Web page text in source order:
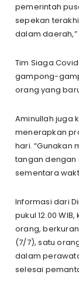
pemerintah
sepekan
dalam
Tim Siaga
gampong-
orang yang
Aminullah juga
menerapkan
hari. “Gunakan
tangan dengan
sementara
Informasi dari
pukul 12.00
orang,
(7/7), satu
dalam
selesai